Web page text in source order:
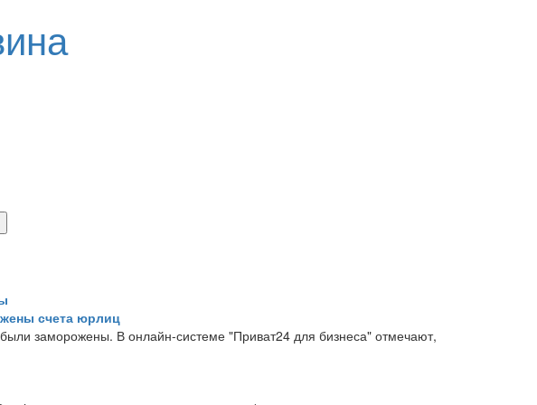
счета юрлиц
заморожены. В онлайн-системе "Приват24 для бизнеса" отмечают,